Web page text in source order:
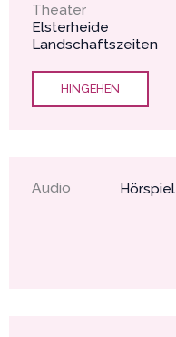
Theater
Elsterheide
Landschaftszeiten
HINGEHEN
Audio Hörspiel